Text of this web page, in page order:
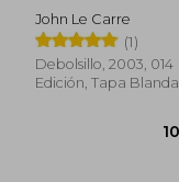
John Le Carre
(1)
Debolsillo, 2003, 014
Edición, Tapa Blanda,